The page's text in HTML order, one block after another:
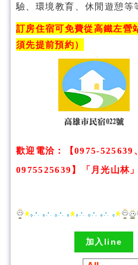
驗、環境教育、休閒遊憩等
訂房住宿可免費從高鐵左營
須先提前預約）
歡迎電洽 ：
【0975-
0975525639】
「 月光山林
加入line